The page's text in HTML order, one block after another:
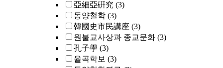
亞細亞硏究 (3)
동양철학 (3)
韓國史市民講座 (3)
원불교사상과 종교문화 (3)
孔子學 (3)
율곡학보 (3)